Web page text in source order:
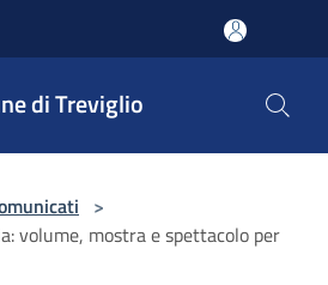
di Treviglio
>
volume, mostra e spettacolo per